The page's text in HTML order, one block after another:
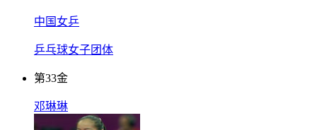
中国女乒
乒乓球女子团体
第33金
邓琳琳